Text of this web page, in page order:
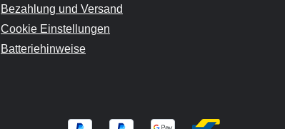
Bezahlung und Versand
Cookie Einstellungen
Batteriehinweise